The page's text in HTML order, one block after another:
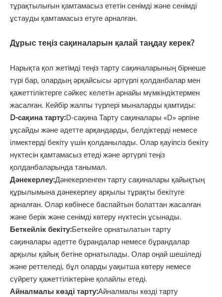
тұрақтылығын қамтамасыз ететін сенімді және сенімді
ұстауды қамтамасыз етуге арналған.
Дұрыс теңіз сақиналарын қалай таңдау керек?
Нарықта қол жетімді теңіз тарту сақиналарының бірнеше
түрі бар, олардың әрқайсысы әртүрлі қолданбалар мен
қажеттіліктерге сәйкес келетін арнайы мүмкіндіктермен
жасалған. Кейбір жалпы түрлері мыналарды қамтиды:
D-сақина тарту:D-сақина Тарту сақиналары «D» әрпіне
ұқсайды және әдетте арқандарды, белдіктерді немесе
ілмектерді бекіту үшін қолданылады. Олар қауіпсіз бекіту
нүктесін қамтамасыз етеді және әртүрлі теңіз
қолданбаларында танымал.
Дәнекерлеу:Дәнекерленген тарту сақиналары қайықтың
құрылымына дәнекерлеу арқылы тұрақты бекітуге
арналған. Олар көбінесе баспайтын болаттан жасалған
және берік және сенімді көтеру нүктесін ұсынады.
Беткейлік бекіту:Беткейге орнатылатын тарту
сақиналары әдетте бұрандалар немесе бұрандалар
арқылы қайық бетіне орнатылады. Олар оңай шешіледі
және реттеледі, бұл оларды уақытша көтеру немесе
сүйрету қажеттіліктеріне қолайлы етеді.
Айналмалы көзді тарту:Айналмалы көзді тарту